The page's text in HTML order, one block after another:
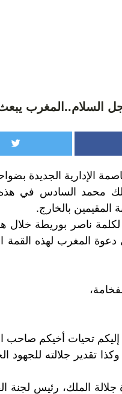
السلام..المغرب
الإدارية الجديدة
محمد السادس في هذه
المقيمين بالخارج.
ناصر بوريطة خلال
المغرب لهذه القمة
إليكم تحيات أخيكم
تقدير جلالته للجهود
جلالة الملك، رئيس